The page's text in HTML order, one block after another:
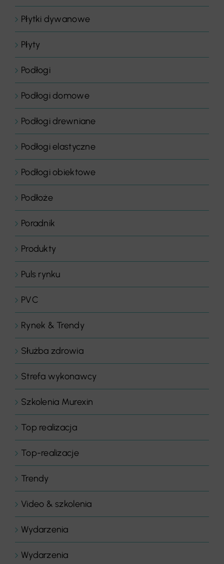
Płytki dywanowe
Płyty
Podłogi
Podłogi domowe
Podłogi drewniane
Podłogi elastyczne
Podłogi obiektowe
Podłoże
Poradnik
Produkty
Puls rynku
PVC
Rynek & Trendy
Służba zdrowia
Strefa wykonawcy
Szkolenia Murexin
Top realizacja
Top-realizacje
Trendy
Video & szkolenia
Wydarzenia
Wydarzenia